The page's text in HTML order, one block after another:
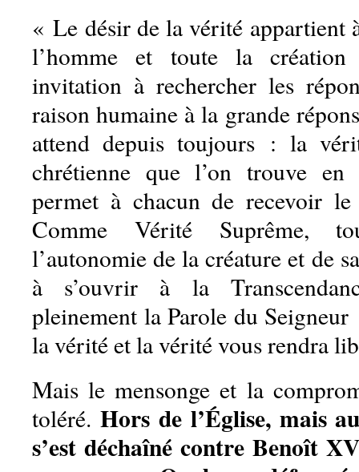
« Le désir de la vérité appartient
l’homme et toute la création
invitation à rechercher les
raison humaine à la grande
attend depuis toujours : la
chrétienne que l’on trouve en
permet à chacun de recevoir
Comme Vérité Suprême,
l’autonomie de la créature et de
à s’ouvrir à la
pleinement la Parole du
la vérité et la vérité vous rendra
Mais le mensonge et la
toléré. Hors de l’Église, mais
s’est déchaîné contre Benoît